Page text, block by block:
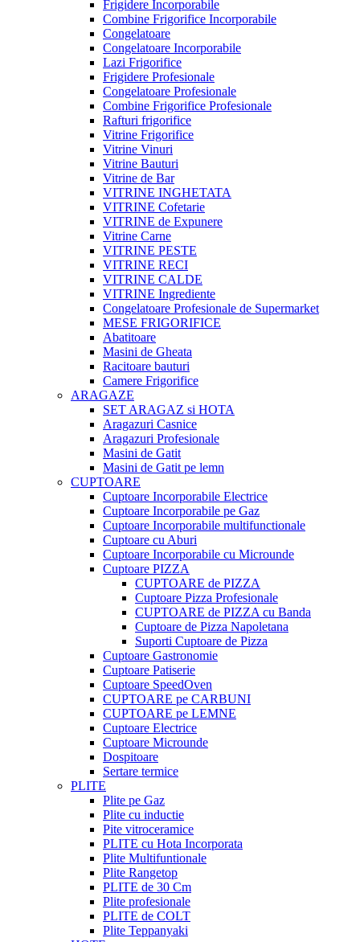
Frigidere Incorporabile
Combine Frigorifice Incorporabile
Congelatoare
Congelatoare Incorporabile
Lazi Frigorifice
Frigidere Profesionale
Congelatoare Profesionale
Combine Frigorifice Profesionale
Rafturi frigorifice
Vitrine Frigorifice
Vitrine Vinuri
Vitrine Bauturi
Vitrine de Bar
VITRINE INGHETATA
VITRINE Cofetarie
VITRINE de Expunere
Vitrine Carne
VITRINE PESTE
VITRINE RECI
VITRINE CALDE
VITRINE Ingrediente
Congelatoare Profesionale de Supermarket
MESE FRIGORIFICE
Abatitoare
Masini de Gheata
Racitoare bauturi
Camere Frigorifice
ARAGAZE
SET ARAGAZ si HOTA
Aragazuri Casnice
Aragazuri Profesionale
Masini de Gatit
Masini de Gatit pe lemn
CUPTOARE
Cuptoare Incorporabile Electrice
Cuptoare Incorporabile pe Gaz
Cuptoare Incorporabile multifunctionale
Cuptoare cu Aburi
Cuptoare Incorporabile cu Microunde
Cuptoare PIZZA
CUPTOARE de PIZZA
Cuptoare Pizza Profesionale
CUPTOARE de PIZZA cu Banda
Cuptoare de Pizza Napoletana
Suporti Cuptoare de Pizza
Cuptoare Gastronomie
Cuptoare Patiserie
Cuptoare SpeedOven
CUPTOARE pe CARBUNI
CUPTOARE pe LEMNE
Cuptoare Electrice
Cuptoare Microunde
Dospitoare
Sertare termice
PLITE
Plite pe Gaz
Plite cu inductie
Pite vitroceramice
PLITE cu Hota Incorporata
Plite Multifuntionale
Plite Rangetop
PLITE de 30 Cm
Plite profesionale
PLITE de COLT
Plite Teppanyaki